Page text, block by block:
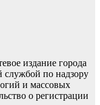
издание города
службой по надзору
и массовых
о регистрации